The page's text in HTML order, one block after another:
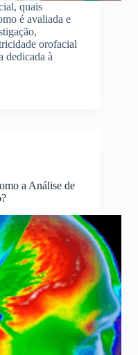
quais
é avaliada e
orofacial
dedicada à
a Análise de